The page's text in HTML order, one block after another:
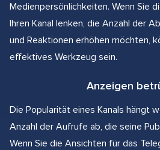
Medienpersönlichkeiten. Wenn Sie
Ihren Kanal lenken, die Anzahl der
und Reaktionen erhöhen möchten,
effektives Werkzeug sein.
Anzeigen
Die Popularität eines Kanals hängt
Anzahl der Aufrufe ab, die seine
Wenn Sie die Ansichten für das